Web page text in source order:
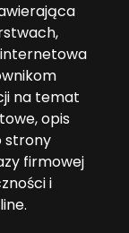
na temat
opis
strony
firmowej
i